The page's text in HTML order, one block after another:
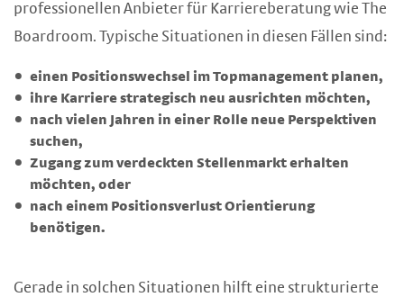
professionellen Anbieter für Karriereberatung wie The
Boardroom. Typische Situationen in diesen Fällen sind:
einen Positionswechsel im Topmanagement planen,
ihre Karriere strategisch neu ausrichten möchten,
nach vielen Jahren in einer Rolle neue Perspektiven
suchen,
Zugang zum verdeckten Stellenmarkt erhalten
möchten, oder
nach einem Positionsverlust Orientierung
benötigen.
Gerade in solchen Situationen hilft eine strukturierte